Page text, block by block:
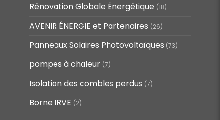
Rénovation Globale Énergétique (18)
AVENIR ÉNERGIE et Partenaires (26)
Panneaux Solaires Photovoltaïques (73)
pompes à chaleur (7)
Isolation des combles perdus (7)
Borne IRVE (2)